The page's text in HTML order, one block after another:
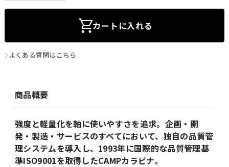
カートに入れる
よくある質問はこちら
商品概要
強度と軽量化を軸に使いやすさを追求。企画・開
発・製造・サービスのすべてにおいて、独自の品質管
理システムを導入し、1993年に国際的な品質管理基
準ISO9001を取得したCAMPカラビナ。